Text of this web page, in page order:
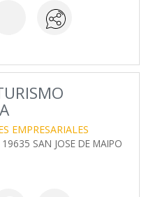
EMPRESARIALES
SAN JOSE DE MAIPO